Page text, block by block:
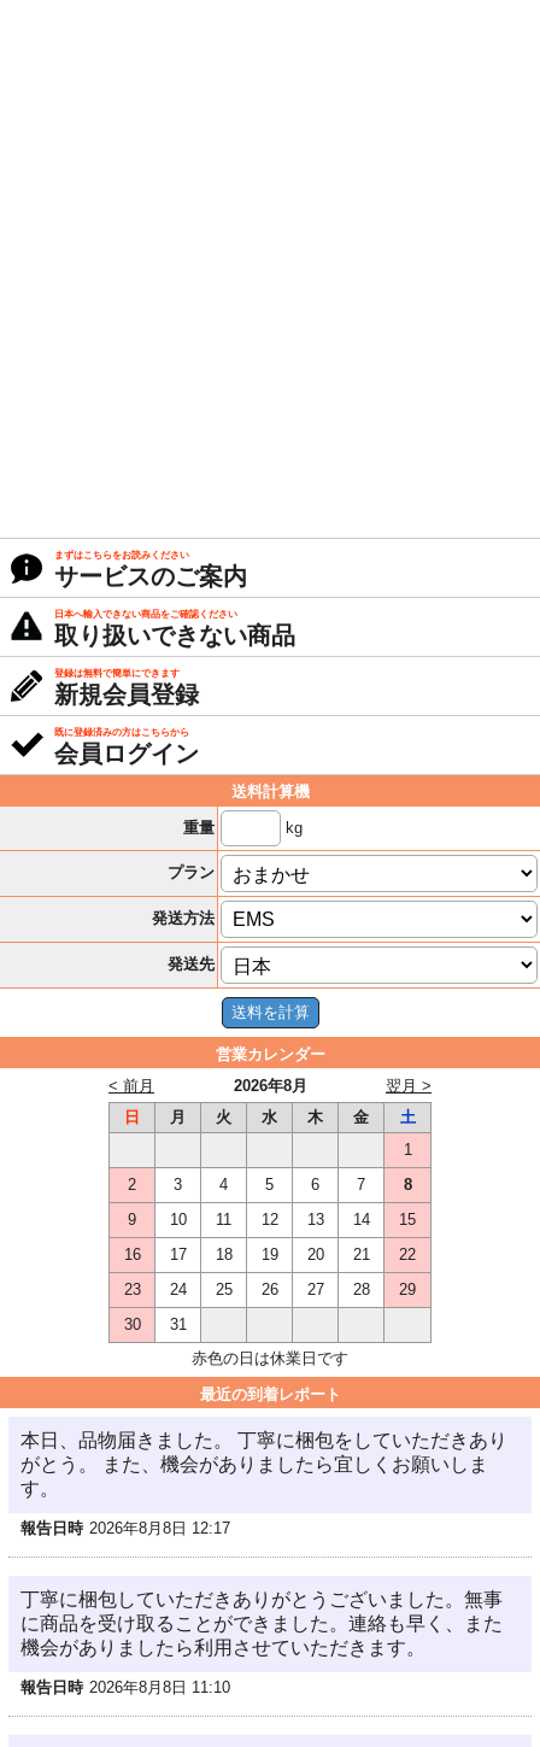
まずはこちらをお読みください
サービスのご案内
日本へ輸入できない商品をご確認ください
取り扱いできない商品
登録は無料で簡単にできます
新規会員登録
既に登録済みの方はこちらから
会員ログイン
送料計算機
重量
kg
プラン
発送方法
発送先
営業カレンダー
2026年8月
< 前月
翌月 >
日
月 火 水 木 金
土
1
2
3 4 5 6 7
8
9
10 11 12 13 14
15
16
17 18 19 20 21
22
23
24 25 26 27 28
29
30
31
赤色の日は休業日です
最近の到着レポート
本日、品物届きました。 丁寧に梱包をしていただきあり
がとう。 また、機会がありましたら宜しくお願いしま
す。
報告日時 2026年8月8日 12:17
丁寧に梱包していただきありがとうございました。無事
に商品を受け取ることができました。連絡も早く、また
機会がありましたら利用させていただきます。
報告日時 2026年8月8日 11:10